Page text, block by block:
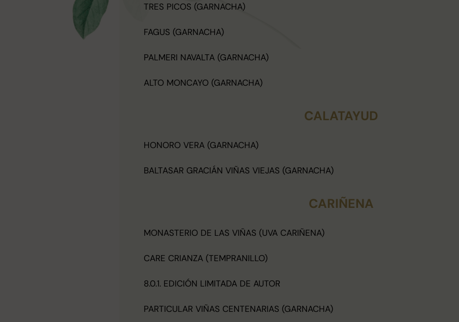
TRES PICOS (GARNACHA)
FAGUS (GARNACHA)
PALMERI NAVALTA (GARNACHA)
ALTO MONCAYO (GARNACHA)
CALATAYUD
HONORO VERA (GARNACHA)
BALTASAR GRACIÁN VIÑAS VIEJAS (GARNACHA)
CARIÑENA
MONASTERIO DE LAS VIÑAS (UVA CARIÑENA)
CARE CRIANZA (TEMPRANILLO)
8.0.1. EDICIÓN LIMITADA DE AUTOR
PARTICULAR VIÑAS CENTENARIAS (GARNACHA)